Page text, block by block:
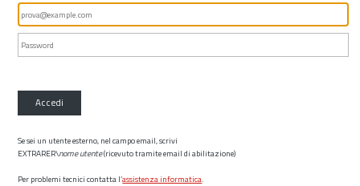
Accedi
Se sei un utente esterno, nel campo email, scrivi
EXTRARER\nome utente(ricevuto tramite email di abilitazione)
Per problemi tecnici contatta l’assistenza informatica.